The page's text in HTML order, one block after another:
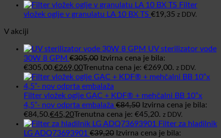
Filter
vložek oglje v granulatu LA 10 BX TS €19,35 z DDV.
V akciji
UV sterilizator vode
30W 8 GPM €305,00 Izvirna cena je bila:
€305,00.€269,00Trenutna cena je: €269,00. z DDV.
Filter vložek oglje GAC + KDF® + mehčalni BB 10”x
4,5”- nov odprta embalaža €84,50 Izvirna cena je bila:
€84,50.€45,20Trenutna cena je: €45,20. z DDV.
Filter za hladilnik
LG ADQ73693901 €39,20 Izvirna cena je bila: